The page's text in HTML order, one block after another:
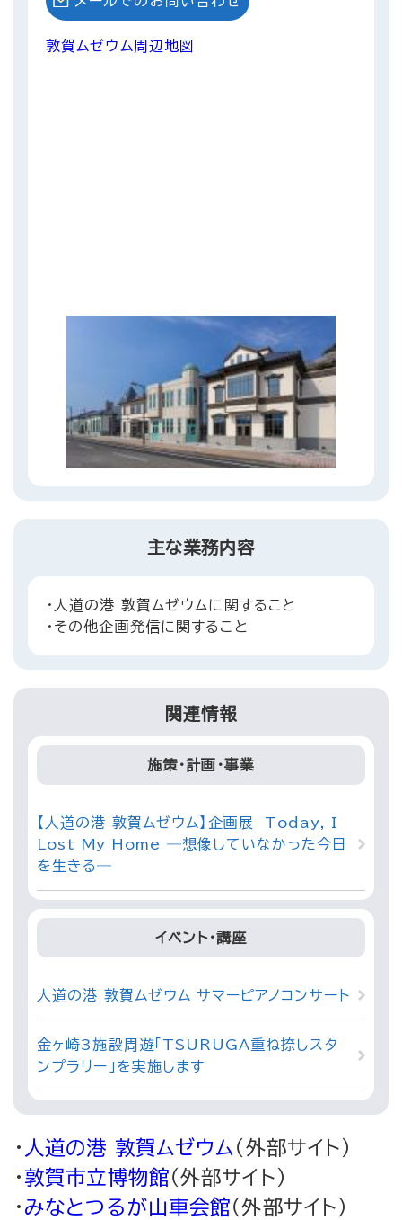
敦賀ムゼウム周辺地図
主な業務内容
・人道の港 敦賀ムゼウムに関すること
・その他企画発信に関すること
関連情報
施策・計画・事業
【人道の港 敦賀ムゼウム】企画展 Today, I
Lost My Home ―想像していなかった今日
を生きる―
イベント・講座
人道の港 敦賀ムゼウム サマーピアノコンサート
金ヶ崎3施設周遊「TSURUGA重ね捺しスタ
ンプラリー」を実施します
・ 人道の港 敦賀ムゼウム （外部サイト）
・ 敦賀市立博物館（外部サイト）
・ みなとつるが山車会館（外部サイト）